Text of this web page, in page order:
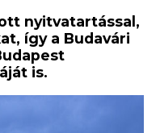
nyitvatartással,
így a Budavári
is.